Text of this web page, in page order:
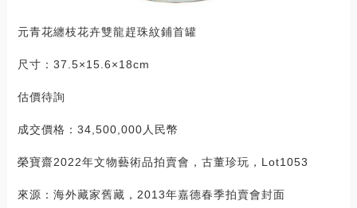
元青花纏枝花卉雙龍趕珠紋鋪首罐
尺寸：37.5×15.6×18cm
估價待詢
成交價格：34,500,000人民幣
榮寶齋2022年文物藝術品拍賣會，古董珍玩，Lot1053
來源：海外藏家舊藏，2013年嘉德春季拍賣會封面